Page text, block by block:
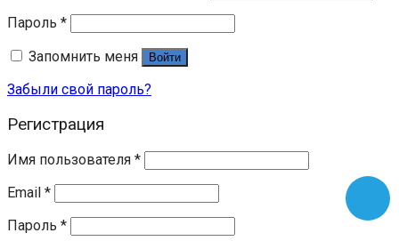
Пароль *
Запомнить меня
Войти
Забыли свой пароль?
Регистрация
Имя пользователя *
Email *
Пароль *